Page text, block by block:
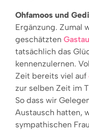
Ohfamoos und
Ergänzung. Zumal
geschätzten
tatsächlich das
kennenzulernen.
Zeit bereits viel auf
zur selben Zeit im
So dass wir
Austausch hatten,
sympathischen